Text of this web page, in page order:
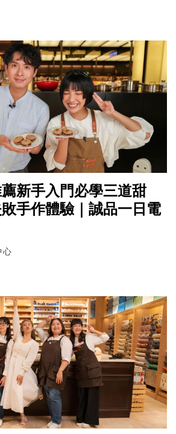
新手入門必學三道甜
手作體驗｜誠品一日電
心